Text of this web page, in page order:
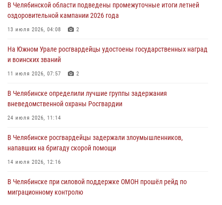
Росгвардия обеспечивает безопасность граждан на южном
направлении
31 июля 2026, 11:32
В Уральском округе Росгвардии состоялось заседание
оперативного штаба
30 июля 2026, 10:53
В Челябинской области подведены промежуточные итоги летней
оздоровительной кампании 2026 года
13 июля 2026, 04:08 2
На Южном Урале росгвардейцы удостоены государственных наград
и воинских званий
11 июля 2026, 07:57 2
В Челябинске определили лучшие группы задержания
вневедомственной охраны Росгвардии
24 июля 2026, 11:14
В Челябинске росгвардейцы задержали злоумышленников,
напавших на бригаду скорой помощи
14 июля 2026, 12:16
В Челябинске при силовой поддержке ОМОН прошёл рейд по
миграционному контролю